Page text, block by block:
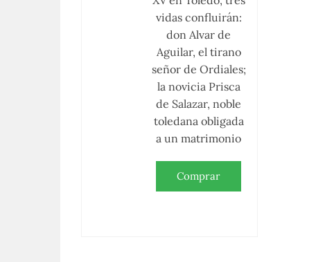
vidas confluirán:
don Alvar de
Aguilar, el tirano
señor de Ordiales;
la novicia Prisca
de Salazar, noble
toledana obligada
a un matrimonio
Comprar